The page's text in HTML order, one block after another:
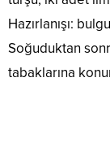
Hazırlanışı:
Soğuduktan
tabaklarına